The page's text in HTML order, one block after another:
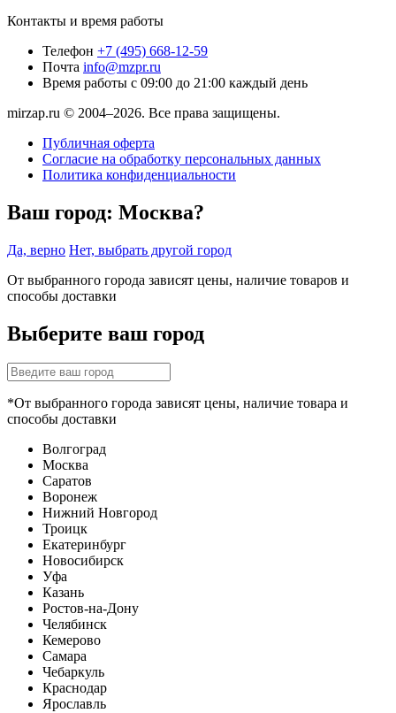
Контакты и время работы
Телефон +7 (495) 668-12-59
Почта info@mzpr.ru
Время работы с 09:00 до 21:00 каждый день
mirzap.ru © 2004–2026. Все права защищены.
Публичная оферта
Согласие на обработку персональных данных
Политика конфиденциальности
Ваш город: Москва?
Да, верно Нет, выбрать другой город
От выбранного города зависят цены, наличие товаров и
способы доставки
Выберите ваш город
*От выбранного города зависят цены, наличие товара и
способы доставки
Волгоград
Москва
Саратов
Воронеж
Нижний Новгород
Троицк
Екатеринбург
Новосибирск
Уфа
Казань
Ростов-на-Дону
Челябинск
Кемерово
Самара
Чебаркуль
Краснодар
Ярославль